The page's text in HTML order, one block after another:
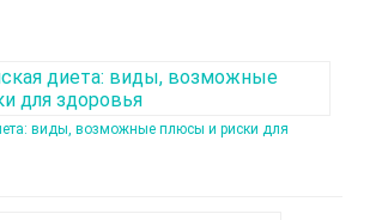
виды, возможные плюсы и риски для